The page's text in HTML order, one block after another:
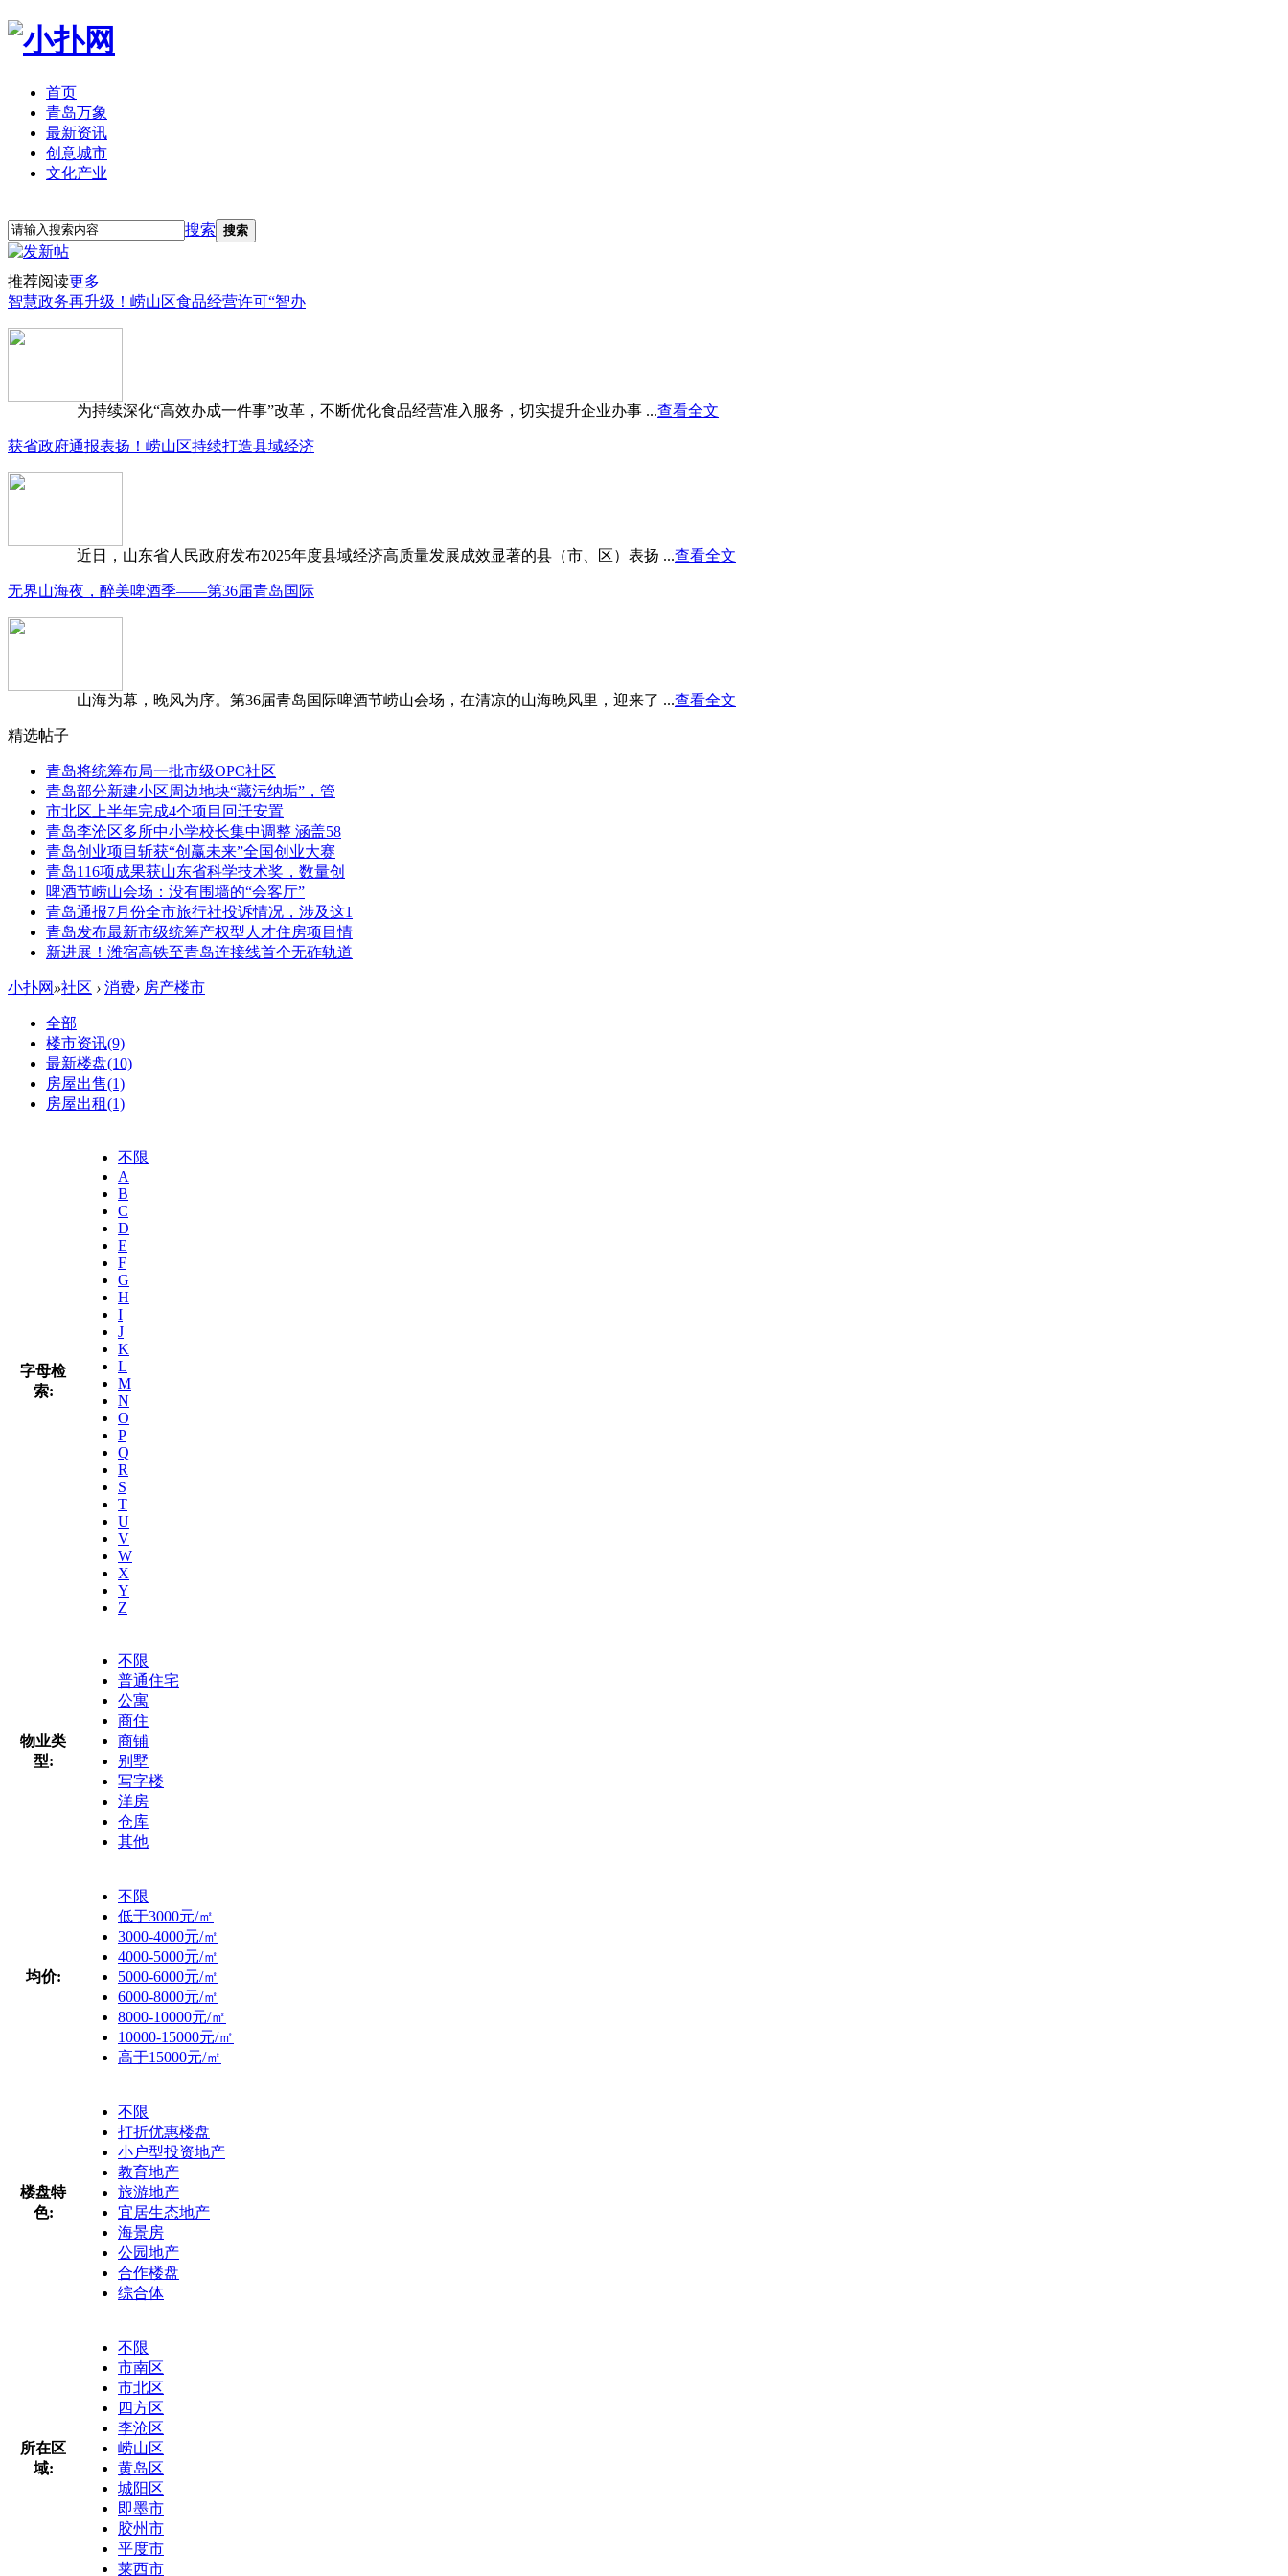
首页
青岛万象
最新资讯
创意城市
文化产业
搜索 搜索
推荐阅读更多
智慧政务再升级！崂山区食品经营许可“智办
为持续深化“高效办成一件事”改革，不断优化食品经营准入服务，切实提升企业办事 ...查看全文
获省政府通报表扬！崂山区持续打造县域经济
近日，山东省人民政府发布2025年度县域经济高质量发展成效显著的县（市、区）表扬 ...查看全文
无界山海夜，醉美啤酒季——第36届青岛国际
山海为幕，晚风为序。第36届青岛国际啤酒节崂山会场，在清凉的山海晚风里，迎来了 ...查看全文
精选帖子
青岛将统筹布局一批市级OPC社区
青岛部分新建小区周边地块“藏污纳垢”，管
市北区上半年完成4个项目回迁安置
青岛李沧区多所中小学校长集中调整 涵盖58
青岛创业项目斩获“创赢未来”全国创业大赛
青岛116项成果获山东省科学技术奖，数量创
啤酒节崂山会场：没有围墙的“会客厅”
青岛通报7月份全市旅行社投诉情况，涉及这1
青岛发布最新市级统筹产权型人才住房项目情
新进展！潍宿高铁至青岛连接线首个无砟轨道
小扑网 »社区 › 消费› 房产楼市
全部
楼市资讯(9)
最新楼盘(10)
房屋出售(1)
房屋出租(1)
字母检
索:
不限
A
B
C
D
E
F
G
H
I
J
K
L
M
N
O
P
Q
R
S
T
U
V
W
X
Y
Z
物业类
型:
不限
普通住宅
公寓
商住
商铺
别墅
写字楼
洋房
仓库
其他
均价:
不限
低于3000元/㎡
3000-4000元/㎡
4000-5000元/㎡
5000-6000元/㎡
6000-8000元/㎡
8000-10000元/㎡
10000-15000元/㎡
高于15000元/㎡
楼盘特
色:
不限
打折优惠楼盘
小户型投资地产
教育地产
旅游地产
宜居生态地产
海景房
公园地产
合作楼盘
综合体
所在区
域:
不限
市南区
市北区
四方区
李沧区
崂山区
黄岛区
城阳区
即墨市
胶州市
平度市
莱西市